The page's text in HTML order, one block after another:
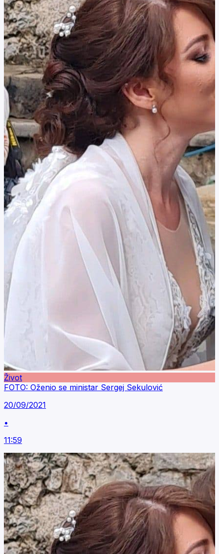
Život
FOTO: Oženio se ministar Sergej Sekulović
20/09/2021
•
11:59